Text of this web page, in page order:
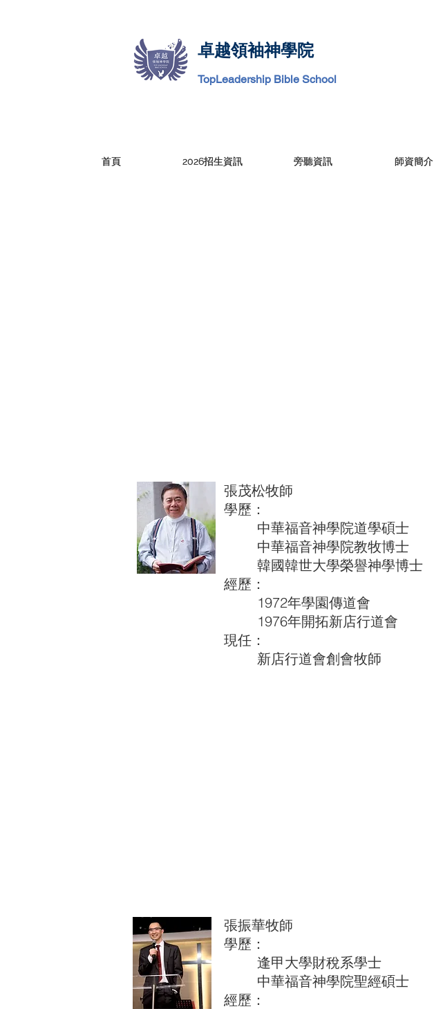
卓越領袖神學院
TopLeadership Bible School
首頁 2026招生資訊 旁聽資訊 師資簡介
首頁 2026招生資訊 旁聽資訊 師資簡介
張茂松牧師
學歷：
中華福音神學院道學碩士
中華福音神學院教牧博士
韓國韓世大學榮譽神學博士
經歷：
1972年學園傳道會
1976年開拓新店行道會
現任：
新店行道會創會牧師
張振華牧師
學歷：
逢甲大學財稅系學士
中華福音神學院聖經碩士
經歷：